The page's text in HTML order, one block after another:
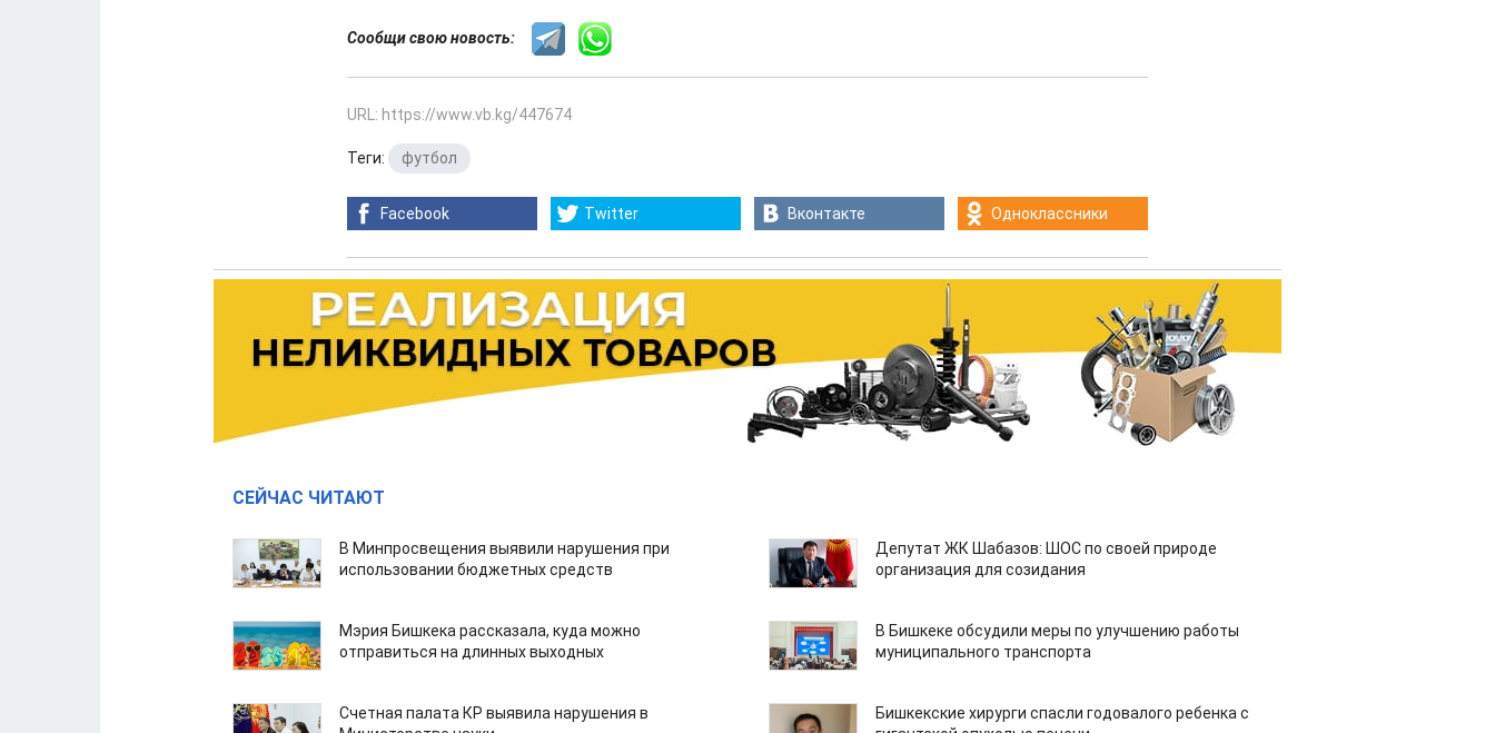
Сообщи свою новость:
URL: https://www.vb.kg/447674
Теги: футбол
Facebook Twitter Вконтакте Одноклассники
СЕЙЧАС ЧИТАЮТ
В Минпросвещения выявили нарушения при
использовании бюджетных средств
Депутат ЖК Шабазов: ШОС по своей природе
организация для созидания
Мэрия Бишкека рассказала, куда можно
отправиться на длинных выходных
В Бишкеке обсудили меры по улучшению работы
муниципального транспорта
Счетная палата КР выявила нарушения в
Бишкекские хирурги спасли годовалого ребенка с